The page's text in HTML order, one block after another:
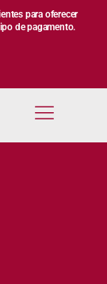
para oferecer
de pagamento.